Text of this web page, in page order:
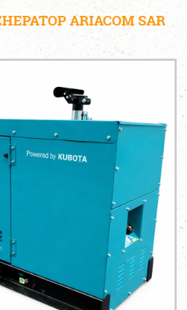
ARIACOM SAR